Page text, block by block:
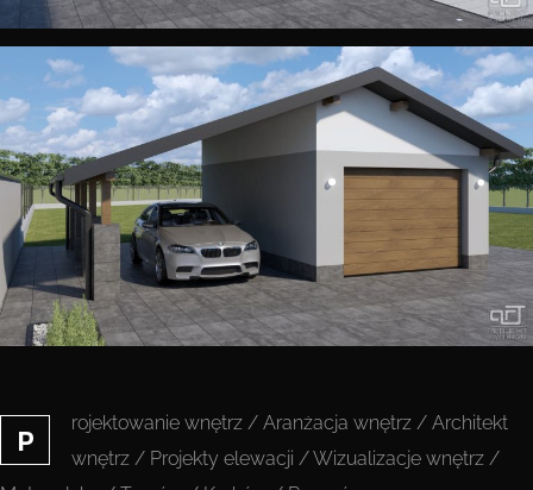
P
rojektowanie wnętrz / Aranżacja wnętrz / Architekt
wnętrz / Projekty elewacji / Wizualizacje wnętrz /